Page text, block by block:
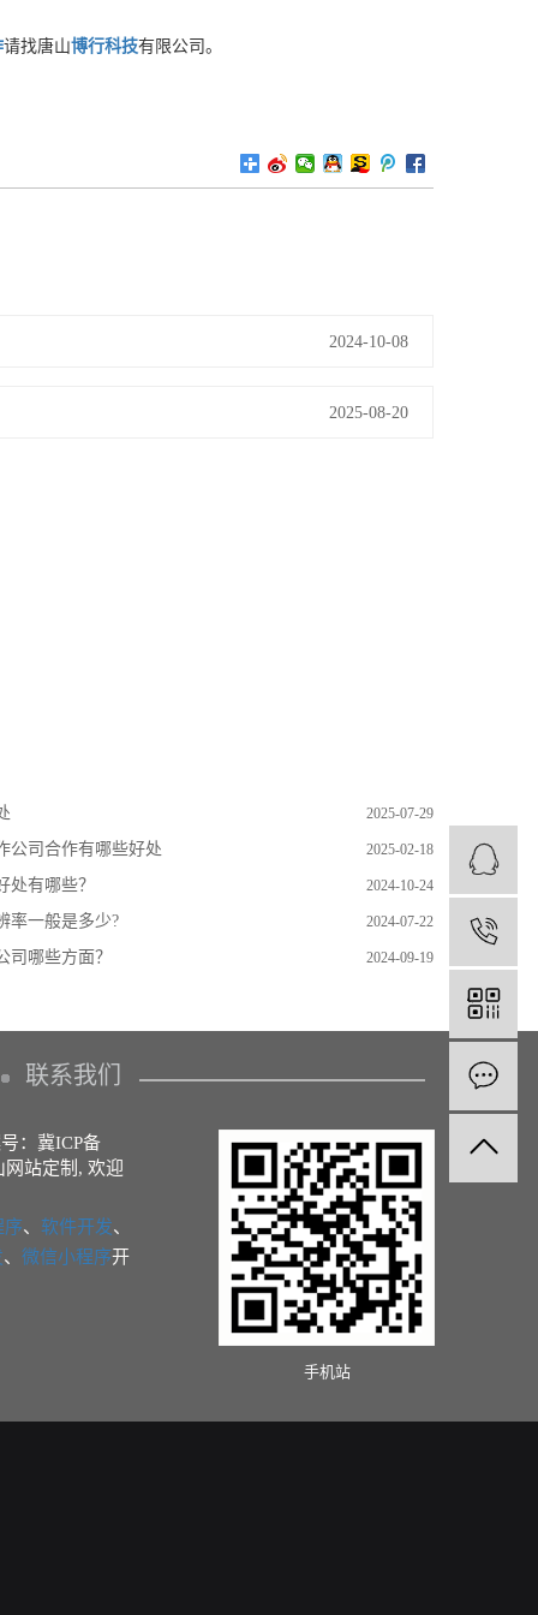
请找唐山博行科技有限公司。
2024-10-08
2025-08-20
2025-07-29
公司合作有哪些好处 2025-02-18
处有哪些？ 2024-10-24
率一般是多少? 2024-07-22
司哪些方面？ 2024-09-19
联系我们
： 冀ICP备
网站定制 , 欢迎
序、 软件开发、
、 微信小程序开
手机站